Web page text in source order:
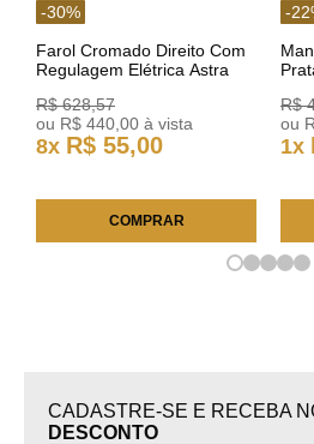
-30%
Farol Cromado Direito Com
Regulagem Elétrica Astra
R$ 628,57
ou R$ 440 00 à vista
8x R$ 55,00
COMPRAR
-22
R$
ou
1x
CADASTRE-SE E RECEBA
DESCONTO